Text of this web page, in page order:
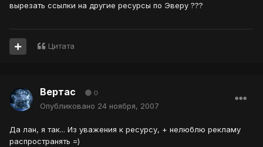
вырезать ссылки на другие ресурсы по Эверу ???
Цитата
Вертас 0
Опубликовано 24 ноября, 2007
Да лан, я так... Из уважения к ресурсу, + нелюблю рекламу
распространять =)